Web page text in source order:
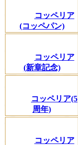
コッペリア
(コッペパン)
コッペリア
(新章記念)
コッペリア(5
周年)
コッペリア